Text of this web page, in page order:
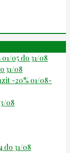
05 do 31/08
31/08
-20% 01/08-
08
do 31/08